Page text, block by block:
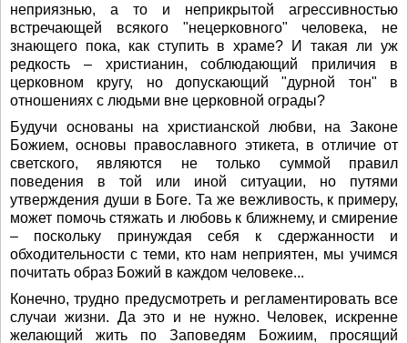
неприязнью, а то и неприкрытой агрессивностью
встречающей всякого "нецерковного" человека, не
знающего пока, как ступить в храме? И такая ли уж
редкость – христианин, соблюдающий приличия в
церковном кругу, но допускающий "дурной тон" в
отношениях с людьми вне церковной ограды?
Будучи основаны на христианской любви, на Законе
Божием, основы православного этикета, в отличие от
светского, являются не только суммой правил
поведения в той или иной ситуации, но путями
утверждения души в Боге. Та же вежливость, к примеру,
может помочь стяжать и любовь к ближнему, и смирение
– поскольку принуждая себя к сдержанности и
обходительности с теми, кто нам неприятен, мы учимся
почитать образ Божий в каждом человеке...
Конечно, трудно предусмотреть и регламентировать все
случаи жизни. Да это и не нужно. Человек, искренне
желающий жить по Заповедям Божиим, просящий